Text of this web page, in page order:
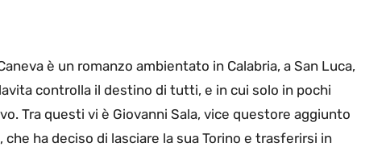
è un romanzo ambientato in Calabria, a San Luca,
controlla il destino di tutti, e in cui solo in pochi
Tra questi vi è Giovanni Sala, vice questore aggiunto
ha deciso di lasciare la sua Torino e trasferirsi in